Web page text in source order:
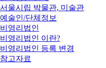
서울시립 박물관, 미술관
예술인/단체정보
비영리법인
비영리법인 이란?
비영리법인 등록 변경
참고자료